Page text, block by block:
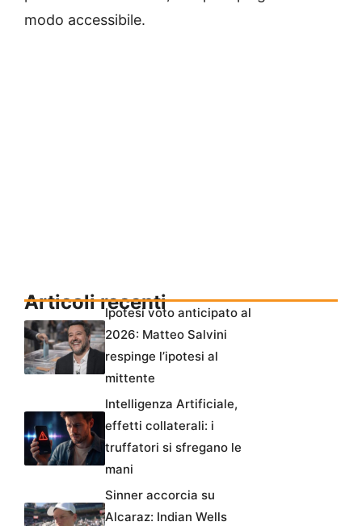
modo accessibile.
Articoli recentiIpotesi voto anticipato al
2026: Matteo Salvini
respinge l’ipotesi al
mittente
Intelligenza Artificiale,
effetti collaterali: i
truffatori si sfregano le
mani
Sinner accorcia su
Alcaraz: Indian Wells